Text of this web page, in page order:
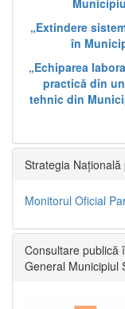
„Extindere
în
„Echiparea
practică din
tehnic din
Strategia
Monitorul Oficial
Consultare publică
General Municipiul